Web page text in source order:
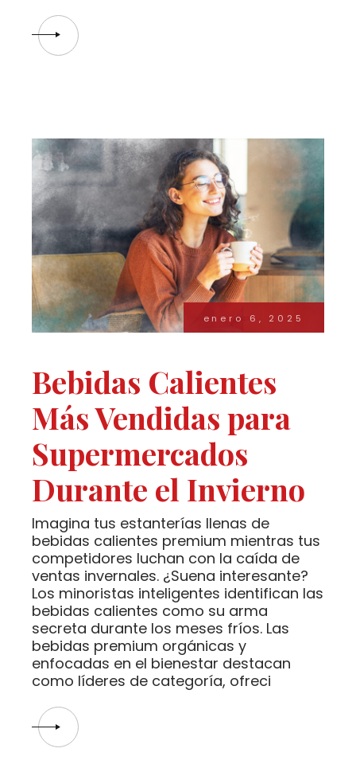
enero 6, 2025
Bebidas Calientes
Más Vendidas para
Supermercados
Durante el Invierno
Imagina tus estanterías llenas de
bebidas calientes premium mientras tus
competidores luchan con la caída de
ventas invernales. ¿Suena interesante?
Los minoristas inteligentes identifican las
bebidas calientes como su arma
secreta durante los meses fríos. Las
bebidas premium orgánicas y
enfocadas en el bienestar destacan
como líderes de categoría, ofreci